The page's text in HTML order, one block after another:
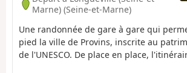
Marne) (Seine-et-Marne)
Une randonnée de gare à gare qui
pied la ville de Provins, inscrite au
de l'UNESCO. De place en place,